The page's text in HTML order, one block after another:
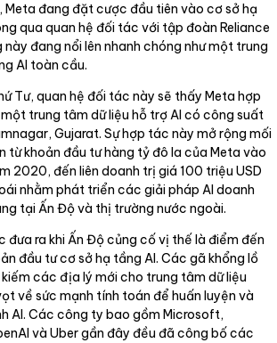
Meta đang đặt cược đầu tiên vào cơ sở hạ
qua quan hệ đối tác với tập đoàn Reliance
đang nổi lên nhanh chóng như một trung
AI toàn cầu.
Tư, quan hệ đối tác này sẽ thấy Meta hợp
trung tâm dữ liệu hỗ trợ AI có công suất
Gujarat. Sự hợp tác này mở rộng mối
từ khoản đầu tư hàng tỷ đô la của Meta vào
2020, đến liên doanh trị giá 100 triệu USD
nhằm phát triển các giải pháp AI doanh
tại Ấn Độ và thị trường nước ngoài.
đưa ra khi Ấn Độ củng cố vị thế là điểm đến
đầu tư cơ sở hạ tầng AI. Các gã khổng lồ
các địa lý mới cho trung tâm dữ liệu
về sức mạnh tính toán để huấn luyện và
AI. Các công ty bao gồm Microsoft,
và Uber gần đây đều đã công bố các